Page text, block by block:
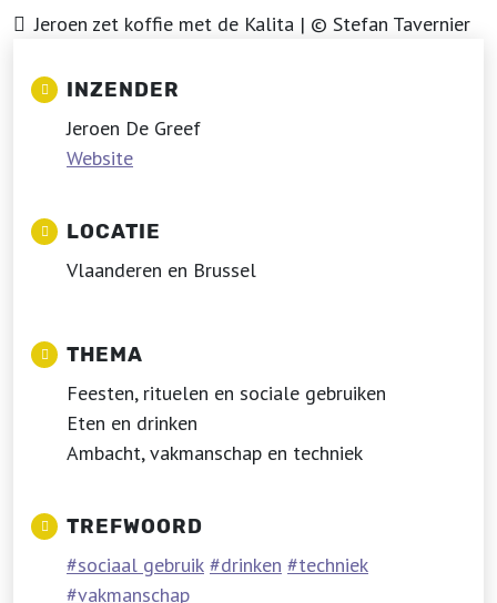
Jeroen zet koffie met de Kalita | © Stefan Tavernier
INZENDER
Jeroen De Greef
Website
LOCATIE
Vlaanderen en Brussel
THEMA
Feesten, rituelen en sociale gebruiken
Eten en drinken
Ambacht, vakmanschap en techniek
TREFWOORD
sociaal gebruik drinken
techniek
vakmanschap